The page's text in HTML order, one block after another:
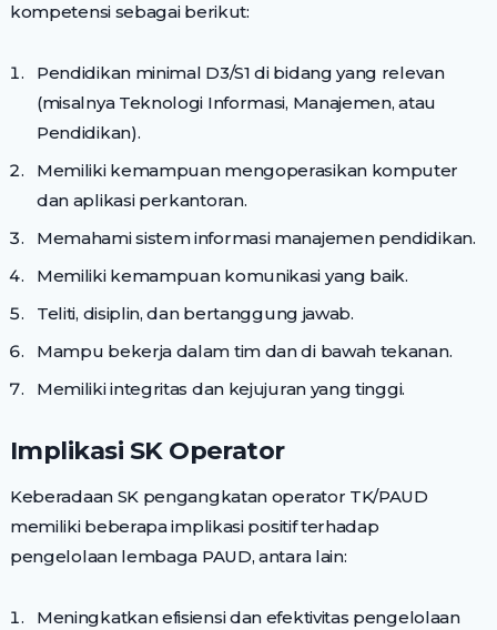
kompetensi sebagai berikut:
Pendidikan minimal D3/S1 di bidang yang relevan
(misalnya Teknologi Informasi, Manajemen, atau
Pendidikan).
Memiliki kemampuan mengoperasikan komputer
dan aplikasi perkantoran.
Memahami sistem informasi manajemen pendidikan.
Memiliki kemampuan komunikasi yang baik.
Teliti, disiplin, dan bertanggung jawab.
Mampu bekerja dalam tim dan di bawah tekanan.
Memiliki integritas dan kejujuran yang tinggi.
Implikasi SK Operator
Keberadaan SK pengangkatan operator TK/PAUD
memiliki beberapa implikasi positif terhadap
pengelolaan lembaga PAUD, antara lain:
Meningkatkan efisiensi dan efektivitas pengelolaan